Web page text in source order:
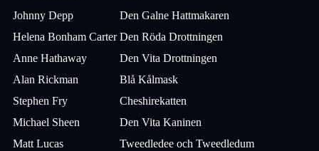
Johnny Depp
Den Galne Hattmakaren
Helena Bonham Carter Den Röda Drottningen
Anne Hathaway
Den Vita Drottningen
Alan Rickman
Blå Kålmask
Stephen Fry
Cheshirekatten
Michael Sheen
Den Vita Kaninen
Matt Lucas
Tweedledee och Tweedledum